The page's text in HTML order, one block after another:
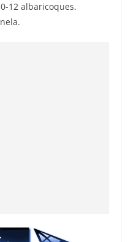
12 albaricoques.